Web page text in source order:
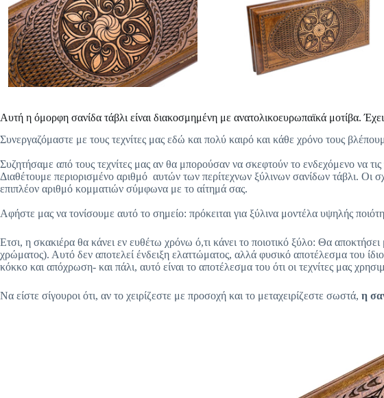
Αυτή η όμορφη σανίδα τάβλι είναι διακοσμημένη με ανατολικοευρωπαϊκά μοτίβα.
Συνεργαζόμαστε με τους τεχνίτες μας εδώ και πολύ καιρό και κάθε χρόνο τους
Συζητήσαμε από τους τεχνίτες μας αν θα μπορούσαν να σκεφτούν το ενδεχόμενο να
Διαθέτουμε περιορισμένο αριθμό αυτών των περίτεχνων ξύλινων σανίδων τάβλι. Οι
επιπλέον αριθμό κομματιών σύμφωνα με το αίτημά σας.
Αφήστε μας να τονίσουμε αυτό το σημείο: πρόκειται για ξύλινα μοντέλα υψηλής
Ετσι, η σκακιέρα θα κάνει εν ευθέτω χρόνω ό,τι κάνει το ποιοτικό ξύλο: Θα αποκτήσει
χρώματος). Αυτό δεν αποτελεί ένδειξη ελαττώματος, αλλά φυσικό αποτέλεσμα του
κόκκο και απόχρωση- και πάλι, αυτό είναι το αποτέλεσμα του ότι οι τεχνίτες μας
Να είστε σίγουροι ότι, αν το χειρίζεστε με προσοχή και το μεταχειρίζεστε σωστά, η